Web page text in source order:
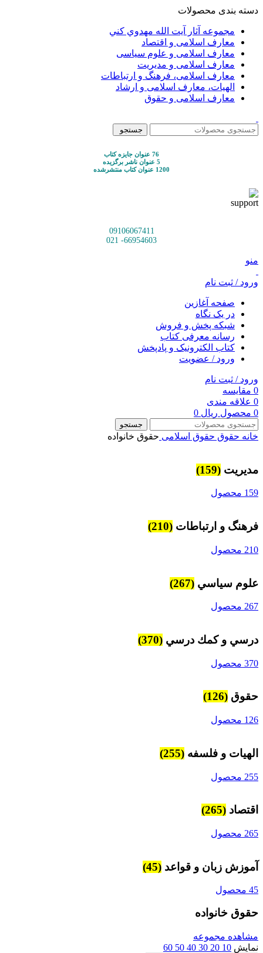
دسته بندی محصولات
مجموعه آثار آيت الله مهدوي كني
معارف اسلامی و اقتصاد
معارف اسلامی و علوم سیاسی
معارف اسلامی و مدیریت
معارف اسلامی، فرهنگ و ارتباطات
الهیات، معارف اسلامی و ارشاد
معارف اسلامی و حقوق
جستجو
76 عنوان جایزه کتاب
5 عنوان ناشر برگزیده
1200 عنوان کتاب منتشرشده
09106067411
66954603- 021
منو
ورود / ثبت نام
صفحه آغازین
در یک نگاه
شبکه پخش و فروش
رسانه معرفی کتاب
کتاب الکترونیک و پادپخش
ورود / عضویت
ورود / ثبت نام
0 مقایسه
0 علاقه مندی
0 محصول ریال
جستجو
خانه حقوق حقوق اسلامی حقوق خانواده
مديريت (159)
159 محصول
فرهنگ و ارتباطات (210)
210 محصول
علوم سياسي (267)
267 محصول
درسي و كمك درسي (370)
370 محصول
حقوق (126)
126 محصول
الهیات و فلسفه (255)
255 محصول
اقتصاد (265)
265 محصول
آموزش زبان و قواعد (45)
45 محصول
حقوق خانواده
مشاهده مجموعه
نمایش 10
20
30
40
50
60